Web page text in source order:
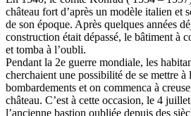
château fort d’après un modèle italien et
de son époque. Après quelques années
construction était dépassé, le bâtiment à
et tomba à l’oubli.
Pendant la 2e guerre mondiale, les
cherchaient une possibilité de se mettre à
bombardements et on commenca à
château. C’est à cette occasion, le 4
l’ancienne bastion oubliée depuis des